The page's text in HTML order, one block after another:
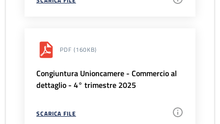
PDF (160KB)
Congiuntura Unioncamere - Commercio al
dettaglio - 4° trimestre 2025
SCARICA FILE